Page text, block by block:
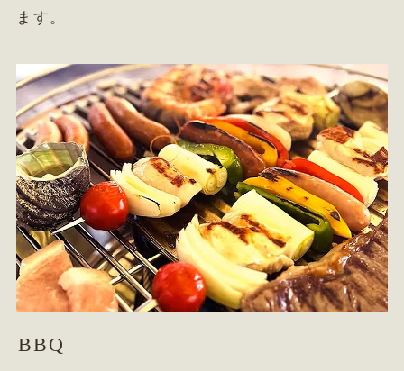
ます。
BBQ